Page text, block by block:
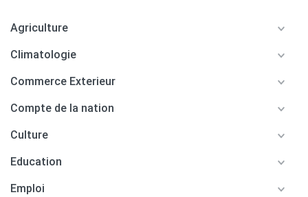
Agriculture
Climatologie
Commerce Exterieur
Compte de la nation
Culture
Education
Emploi